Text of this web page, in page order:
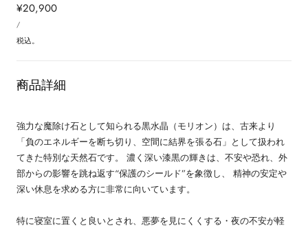
通
常
価
¥20,900
単
価/あ
り
税込。
商品詳細
強力な魔除け石として知られる黒水晶（モリオン）は、古来より
「負のエネルギーを断ち切り、空間に結界を張る石」として扱われ
てきた特別な天然石です。 濃く深い漆黒の輝きは、不安や恐れ、外
部からの影響を跳ね返す“保護のシールド”を象徴し、 精神の安定や
深い休息を求める方に非常に向いています。
特に寝室に置くと良いとされ、悪夢を見にくくする・夜の不安が軽